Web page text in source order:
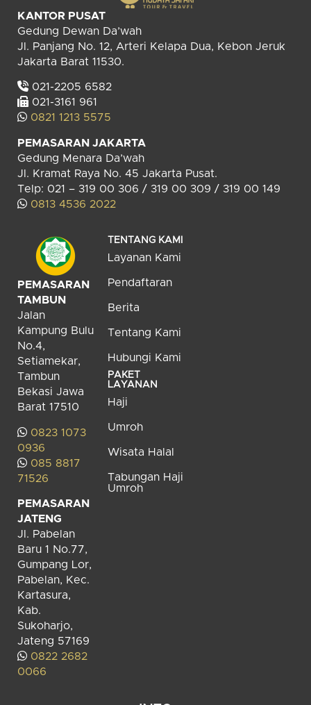
KANTOR PUSAT
Gedung Dewan Da’wah
Jl. Panjang No. 12, Arteri Kelapa Dua, Kebon Jeruk
Jakarta Barat 11530.
021-2205 6582
021-3161 961
0821 1213 5575
PEMASARAN JAKARTA
Gedung Menara Da’wah
Jl. Kramat Raya No. 45 Jakarta Pusat.
Telp: 021 – 319 00 306 / 319 00 309 / 319 00 149
0813 4536 2022
PEMASARAN
TAMBUN
Jalan
Kampung Bulu
No.4,
Setiamekar,
Tambun
Bekasi Jawa
Barat 17510
0823 1073
0936
085 8817
71526
PEMASARAN
JATENG
Jl. Pabelan
Baru 1 No.77,
Gumpang Lor,
Pabelan, Kec.
Kartasura,
Kab.
Sukoharjo,
Jateng 57169
0822 2682
0066
TENTANG KAMI
Layanan Kami
Pendaftaran
Berita
Tentang Kami
Hubungi Kami
PAKET
LAYANAN
Haji
Umroh
Wisata Halal
Tabungan Haji
Umroh